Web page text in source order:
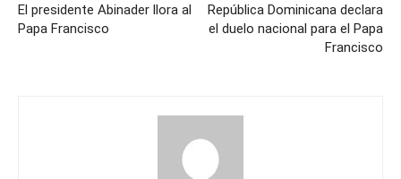
El presidente Abinader llora al
Papa Francisco
República Dominicana declara
el duelo nacional para el Papa
Francisco